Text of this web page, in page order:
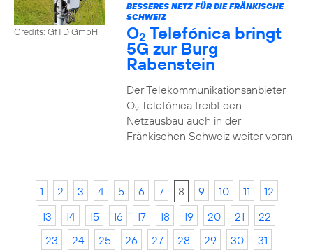
Credits: GfTD GmbH
BESSERES NETZ FÜR DIE FRÄNKISCHE
SCHWEIZ
O2 Telefónica bringt
5G zur Burg
Rabenstein
Der Telekommunikationsanbieter
O2Telefónica treibt den
Netzausbau auch in der
Fränkischen Schweiz weiter voran
1 2 3 4 5 6 7 8 9 10 11
12
13
14 15 16 17 18 19 20 21
22
23
24 25 26 27 28 29 30
31